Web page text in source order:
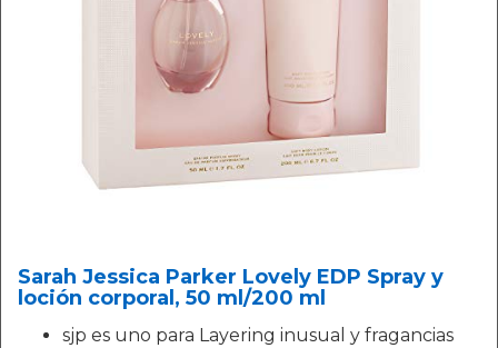
Sarah Jessica Parker Lovely EDP Spray y
loción corporal, 50 ml/200 ml
sjp es uno para Layering inusual y fragancias